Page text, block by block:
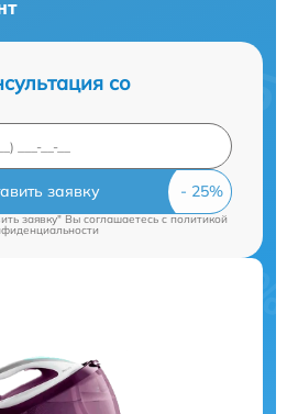
со
заявку
заявку" Вы соглашаетесь c политикой